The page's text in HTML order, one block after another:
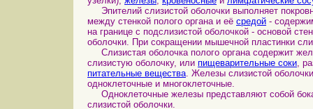
Эпителий слизистой оболочки выполняет
между стенкой полого органа и её средой -
на границе с подслизистой оболочкой - основой
оболочки. При сокращении мышечной пластинки
Слизистая оболочка полого органа содержит
слизистую оболочку, или пищеварительные соки,
питательные вещества. Железы слизистой
одноклеточные и многоклеточные.
Одноклеточные железы представляют собой
слизистой оболочки.